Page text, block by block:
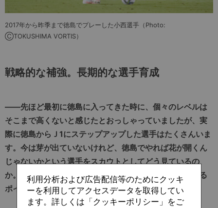
2017年から昨季まで徳島でプレーした小西選手（Photo:
ⒸTOKUSHIMA VORTIS）
戦略的な補強。長期的な選手育成
――先ほど最初に徳島に入ってきた時に、個々のレベルは
そこまで高くないと感じたとおっしゃっていましたが、実
際に徳島からＪ1にステップアップした選手はたくさんいま
す。今は芽が出ていないけれど、徳島でやれば花が開くん
じゃないかという選手をスカウトとしてどう見ているの
か。また、選手を見る上で監督からリクエストされている
ポイントがあるのかも教えてください。
利用分析および広告配信等のためにクッキ
ーを利用してアクセスデータを取得してい
ます。詳しくは「クッキーポリシー」をご